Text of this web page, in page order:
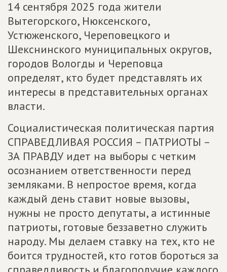
14 сентября 2025 года жители
Вытегорского, Нюксенского,
Устюженского, Череповецкого и
Шекснинского муниципальных округов,
городов Вологды и Череповца
определят, кто будет представлять их
интересы в представительных органах
власти.
Социалистическая политическая партия
СПРАВЕДЛИВАЯ РОССИЯ – ПАТРИОТЫ –
ЗА ПРАВДУ идет на выборы с четким
осознанием ответственности перед
земляками. В непростое время, когда
каждый день ставит новые вызовы,
нужны не просто депутаты, а истинные
патриоты, готовые беззаветно служить
народу. Мы делаем ставку на тех, кто не
боится трудностей, кто готов бороться за